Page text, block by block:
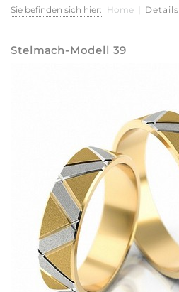
Sie befinden sich hier: Home | Details
Stelmach-Modell 39